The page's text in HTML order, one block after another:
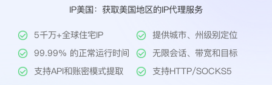
工具
帮助中心
IP美国：获取美国地区的IP代理服务
5千万+全球住宅IP
提供城市、州级别定位
99.99% 的正常运行时间
无限会话、带宽和目标
支持API和账密模式提取
支持HTTP/SOCKS5